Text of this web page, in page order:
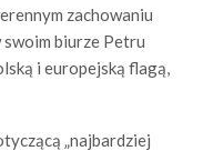
zachowaniu
swoim biurze Petru
i europejską flagą,
„najbardziej